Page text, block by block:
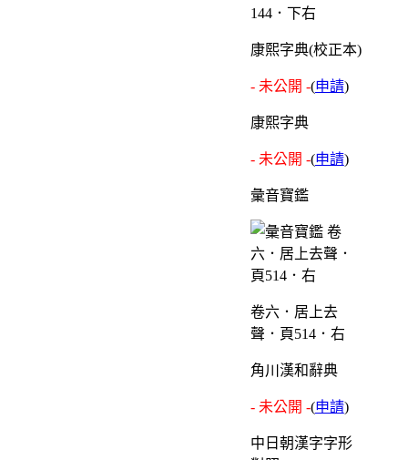
144．下右
康熙字典(校正本)
- 未公開 -(申請)
康熙字典
- 未公開 -(申請)
彙音寶鑑
卷六．居上去
聲．頁514．右
角川漢和辭典
- 未公開 -(申請)
中日朝漢字字形